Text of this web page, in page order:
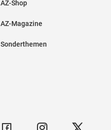
AZ-Shop
AZ-Magazine
Sonderthemen